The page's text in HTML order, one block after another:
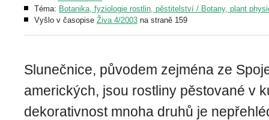
Téma: Botanika, fyziologie rostlin, pěstitelství / Botany, plant
Vyšlo v časopise Živa 4/2003 na straně 159
Slunečnice, původem zejména ze
amerických, jsou rostliny pěstované v
dekorativnost mnoha druhů je